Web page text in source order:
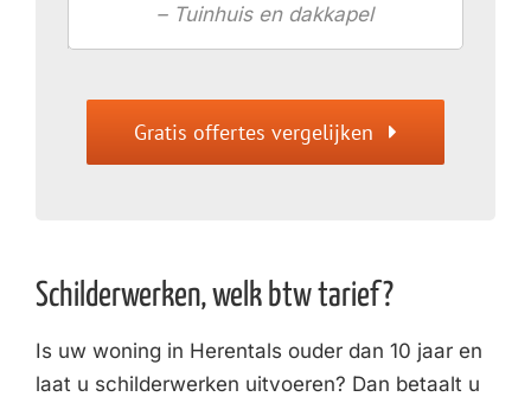
– Tuinhuis en dakkapel
Gratis offertes vergelijken
Schilderwerken, welk btw tarief?
Is uw woning in Herentals ouder dan 10 jaar en
laat u schilderwerken uitvoeren? Dan betaalt u